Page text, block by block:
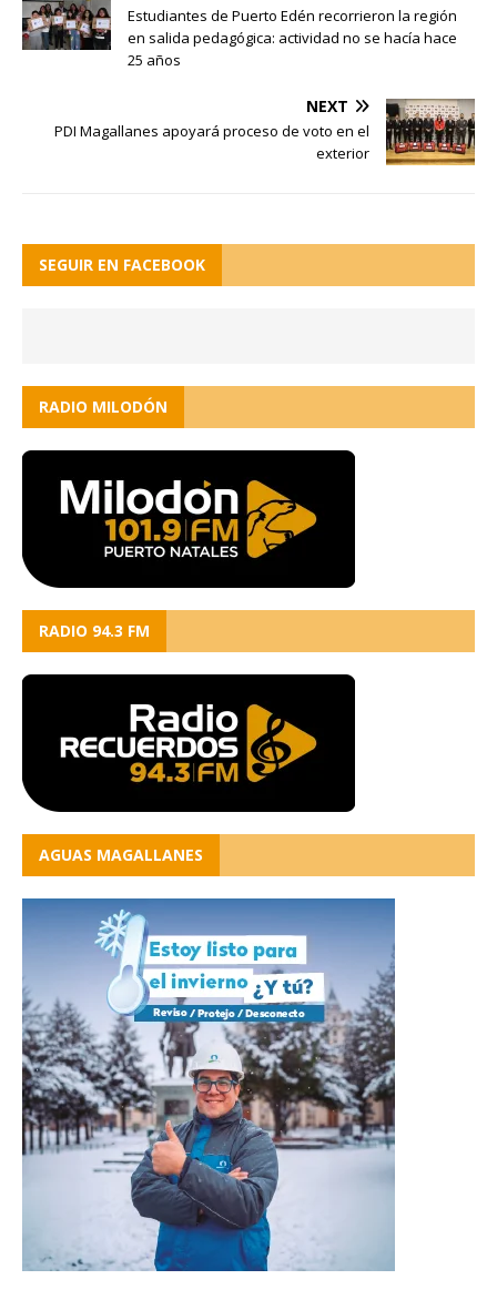
Estudiantes de Puerto Edén recorrieron la región
en salida pedagógica: actividad no se hacía hace
25 años
NEXT
PDI Magallanes apoyará proceso de voto en el
exterior
SEGUIR EN FACEBOOK
RADIO MILODÓN
RADIO 94.3 FM
AGUAS MAGALLANES